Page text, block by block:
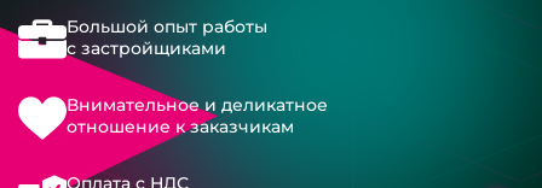
Большой опыт работы
с застройщиками
Внимательное и деликатное
отношение к заказчикам
Оплата с НДС